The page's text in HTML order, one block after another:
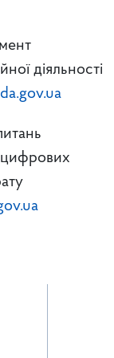
діяльності
цифрових